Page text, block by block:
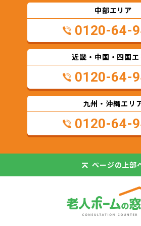
中部エリア
0120-64-
近畿・中国・四国
0120-64-
九州・沖縄エリ
0120-64-
ページの 上部